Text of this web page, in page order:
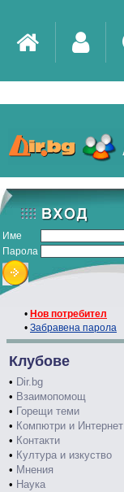
Име
Парола
• Нов потребител
• Забравена парола
Клубове
• Dir.bg
• Взаимопомощ
• Горещи теми
• Компютри и Интернет
• Контакти
• Култура и изкуство
• Мнения
• Наука